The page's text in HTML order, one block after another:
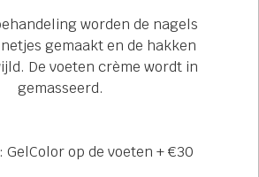
worden de nagels
gemaakt en de hakken
De voeten crème wordt in
gemasseerd.
GelColor op de voeten + €30